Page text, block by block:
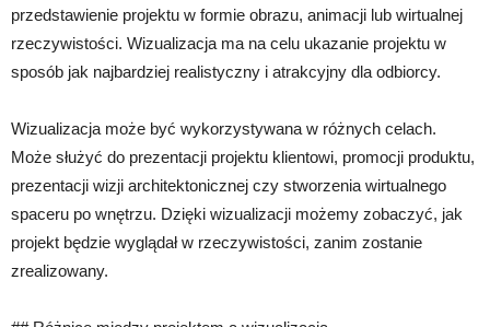
przedstawienie projektu w formie obrazu, animacji lub wirtualnej
rzeczywistości. Wizualizacja ma na celu ukazanie projektu w
sposób jak najbardziej realistyczny i atrakcyjny dla odbiorcy.
Wizualizacja może być wykorzystywana w różnych celach.
Może służyć do prezentacji projektu klientowi, promocji produktu,
prezentacji wizji architektonicznej czy stworzenia wirtualnego
spaceru po wnętrzu. Dzięki wizualizacji możemy zobaczyć, jak
projekt będzie wyglądał w rzeczywistości, zanim zostanie
zrealizowany.